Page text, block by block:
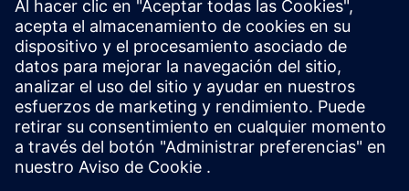
Comenzar
Ponte en contacto con nosotros